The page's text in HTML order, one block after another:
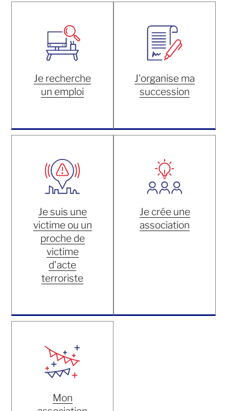
Je recherche
un emploi
J'organise ma
succession
Je suis une
victime ou un
proche de
victime
d'acte
terroriste
Je crée une
association
Mon